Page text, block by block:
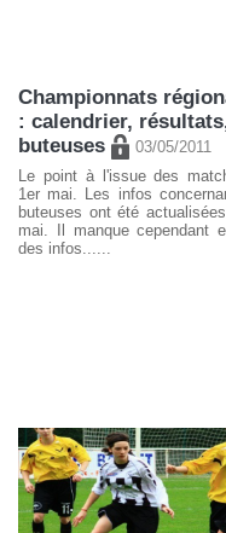
Championnats
: calendrier,
buteuses
03/05/2011
Le point à l'issue des
1er mai. Les infos
buteuses ont été
mai. Il manque cependant
des infos......